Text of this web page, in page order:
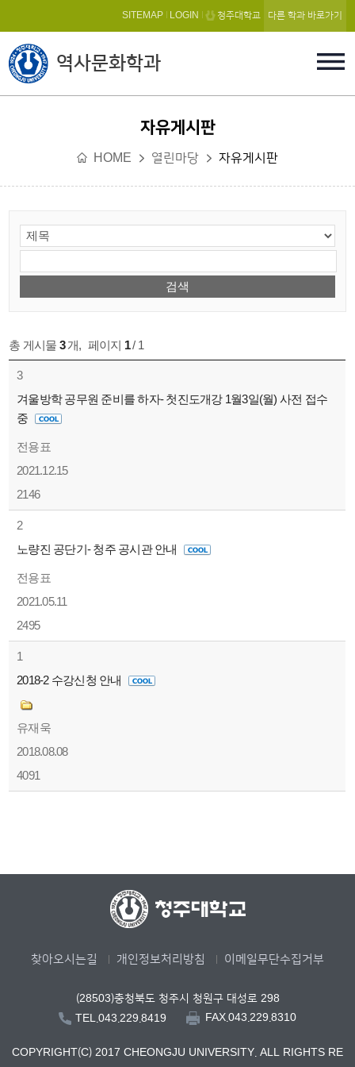
본문 바로가기
역사문화학과
SITEMAP LOGIN 청주대학교 다른 학과 바로가기
자유게시판
HOME 열린마당 자유게시판
총 게시물 3개, 페이지 1/ 1
3
겨울방학 공무원 준비를 하자- 첫진도개강 1월3일(월) 사전 접수
중
전용표
2021.12.15
2146
2
노량진 공단기- 청주 공시관 안내
전용표
2021.05.11
2495
1
2018-2 수강신청 안내
유재욱
2018.08.08
4091
찾아오시는길 개인정보처리방침 이메일무단수집거부
(28503)충청북도 청주시 청원구 대성로 298
TEL.043.229.8419
FAX.043.229.8310
COPYRIGHT(C) 2017 CHEONGJU UNIVERSITY. ALL RIGHTS RE